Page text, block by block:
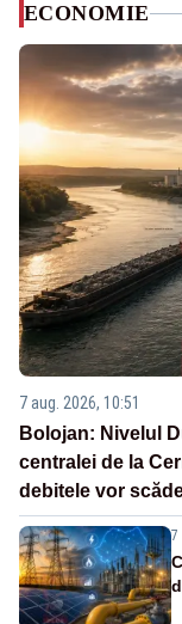
ECONOMIE
7 aug. 2026, 10:51
Bolojan: Nivelul
centralei de la
debitele vor
7